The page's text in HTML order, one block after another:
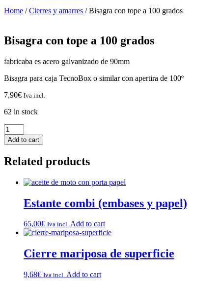
Home /Cierres y amarres / Bisagra con tope a 100 grados
Bisagra con tope a 100 grados
fabricaba es acero galvanizado de 90mm
Bisagra para caja TecnoBox o similar con apertira de 100º
7,90€ Iva incl.
62 in stock
Bisagra
con
tope
100
quantity
Add to cart
Related products
Estante combi (embases y papel)
65,00€ Iva incl. Add to cart
Cierre mariposa de superficie
9,68€ Iva incl. Add to cart